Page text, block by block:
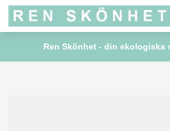
Ren Skönhet - din ekologiska